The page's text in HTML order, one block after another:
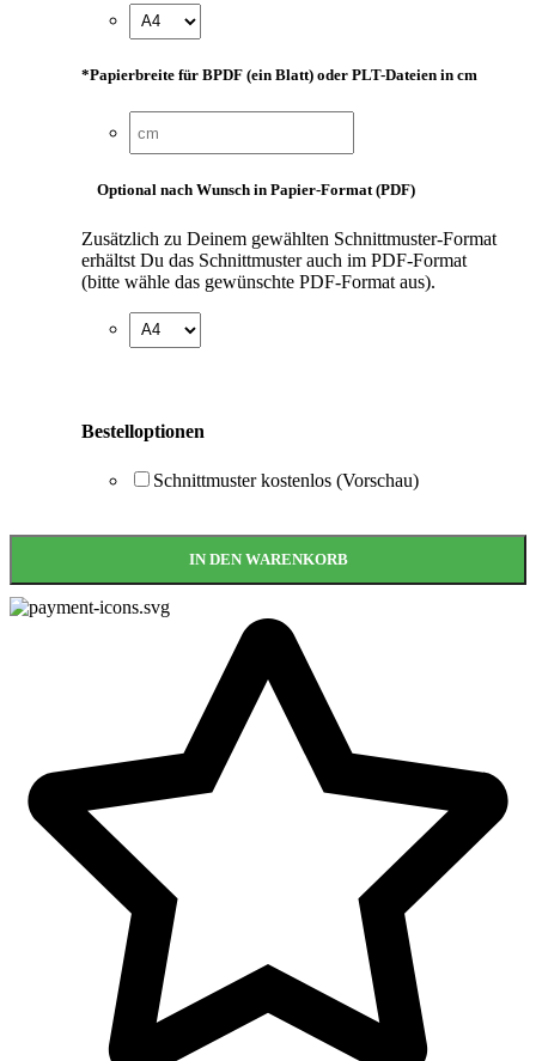
*Papierbreite für BPDF (ein Blatt) oder PLT-Dateien in cm
Optional nach Wunsch in Papier-Format (PDF)
Zusätzlich zu Deinem gewählten Schnittmuster-Format
erhältst Du das Schnittmuster auch im PDF-Format
(bitte wähle das gewünschte PDF-Format aus).
Bestelloptionen
Schnittmuster kostenlos (Vorschau)
IN DEN WARENKORB